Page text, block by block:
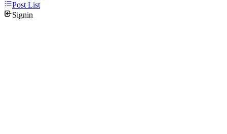
Post List
Signin